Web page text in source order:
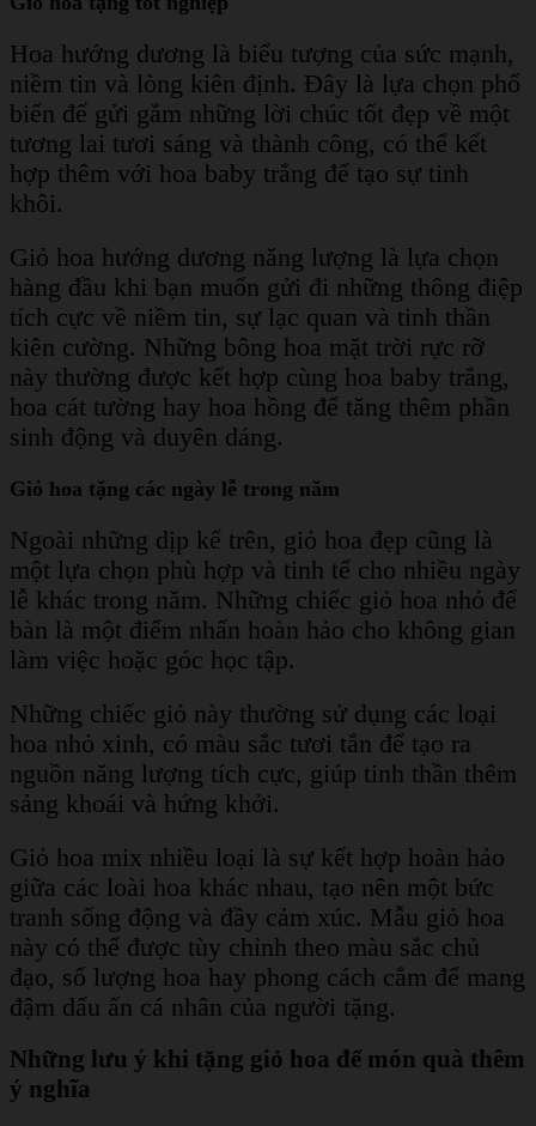
Hoa hướng dương là biểu tượng của sức mạnh,
niềm tin và lòng kiên định. Đây là lựa chọn phổ
biến để gửi gắm những lời chúc tốt đẹp về một
tương lai tươi sáng và thành công, có thể kết
hợp thêm với hoa baby trắng để tạo sự tinh
khôi.
Giỏ hoa hướng dương năng lượng là lựa chọn
hàng đầu khi bạn muốn gửi đi những thông điệp
tích cực về niềm tin, sự lạc quan và tinh thần
kiên cường. Những bông hoa mặt trời rực rỡ
này thường được kết hợp cùng hoa baby trắng,
hoa cát tường hay hoa hồng để tăng thêm phần
sinh động và duyên dáng.
Giỏ hoa tặng các ngày lễ trong năm
Ngoài những dịp kể trên, giỏ hoa đẹp cũng là
một lựa chọn phù hợp và tinh tế cho nhiều ngày
lễ khác trong năm. Những chiếc giỏ hoa nhỏ để
bàn là một điểm nhấn hoàn hảo cho không gian
làm việc hoặc góc học tập.
Những chiếc giỏ này thường sử dụng các loại
hoa nhỏ xinh, có màu sắc tươi tắn để tạo ra
nguồn năng lượng tích cực, giúp tinh thần thêm
sảng khoái và hứng khởi.
Giỏ hoa mix nhiều loại là sự kết hợp hoàn hảo
giữa các loài hoa khác nhau, tạo nên một bức
tranh sống động và đầy cảm xúc. Mẫu giỏ hoa
này có thể được tùy chỉnh theo màu sắc chủ
đạo, số lượng hoa hay phong cách cắm để mang
đậm dấu ấn cá nhân của người tặng.
Những lưu ý khi tặng giỏ hoa để món quà thêm
ý nghĩa